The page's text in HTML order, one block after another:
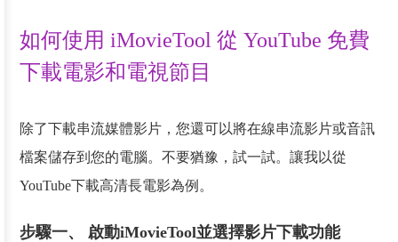
如何使用 iMovieTool 從 YouTube 免費
下載電影和電視節目
除了下載串流媒體影片，您還可以將在線串流影片或音訊
檔案儲存到您的電腦。不要猶豫，試一試。讓我以從
YouTube下載高清長電影為例。
步驟一、 啟動iMovieTool並選擇影片下載功能